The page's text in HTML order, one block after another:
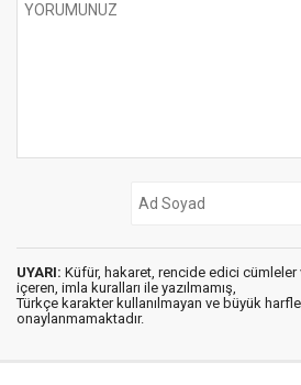
UYARI: Küfür, hakaret, rencide edici cümleler
içeren, imla kuralları ile yazılmamış,
Türkçe karakter kullanılmayan ve büyük
onaylanmamaktadır.